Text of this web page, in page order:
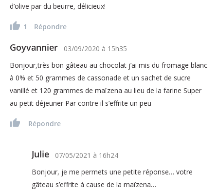
d’olive par du beurre, délicieux!
1 Répondre
Goyvannier 03/09/2020 à 15h35
Bonjour,très bon gâteau au chocolat j’ai mis du fromage blanc
à 0% et 50 grammes de cassonade et un sachet de sucre
vanillé et 120 grammes de maïzena au lieu de la farine Super
au petit déjeuner Par contre il s’effrite un peu
Répondre
Julie 07/05/2021 à 16h24
Bonjour, je me permets une petite réponse… votre
gâteau s’effrite à cause de la maïzena…